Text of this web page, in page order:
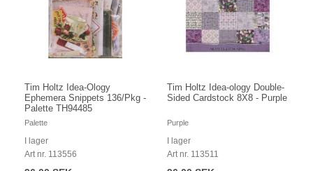
Tim Holtz Idea-Ology
Ephemera Snippets 136/Pkg -
Palette TH94485
Palette
I lager
Art nr. 113556
Tim Holtz Idea-ology Double-
Sided Cardstock 8X8 - Purple
Purple
I lager
Art nr. 113511